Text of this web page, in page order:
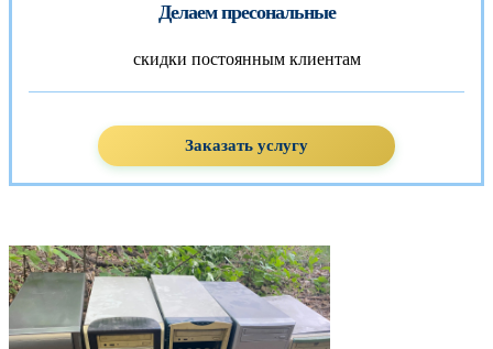
Делаем пресональные
скидки постоянным клиентам
Заказать услугу